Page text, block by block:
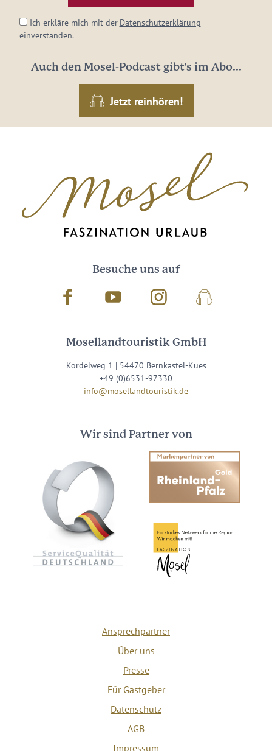
Ich erkläre mich mit der Datenschutzerklärung
einverstanden.
Auch den Mosel-Podcast gibt's im Abo...
Jetzt reinhören!
Besuche uns auf
Facebook Youtube InstagramPodcast
Mosellandtouristik GmbH
Kordelweg 1 | 54470 Bernkastel-Kues
+49 (0)6531-97330
info@mosellandtouristik.de
Wir sind Partner von
Ansprechpartner
Über uns
Presse
Für Gastgeber
Datenschutz
AGB
Impressum